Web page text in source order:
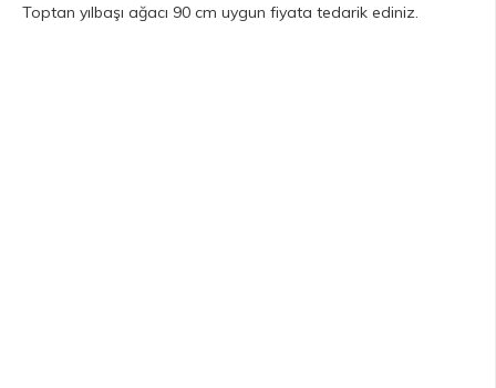
Toptan yılbaşı ağacı 90 cm uygun fiyata tedarik ediniz.